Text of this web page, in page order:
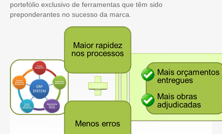
portefólio exclusivo de ferramentas que têm sido
preponderantes no sucesso da marca.